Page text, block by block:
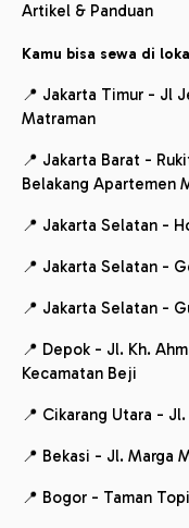
Artikel & Panduan
Kamu bisa sewa di
📍 Jakarta Timur - Jl
Matraman
📍 Jakarta Barat -
Belakang Apartemen
📍 Jakarta Selatan -
📍 Jakarta Selatan -
📍 Jakarta Selatan -
📍 Depok - Jl. Kh.
Kecamatan Beji
📍 Cikarang Utara -
📍 Bekasi - Jl. Marga
📍 Bogor - Taman